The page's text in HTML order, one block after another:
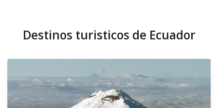
Destinos turisticos de Ecuador